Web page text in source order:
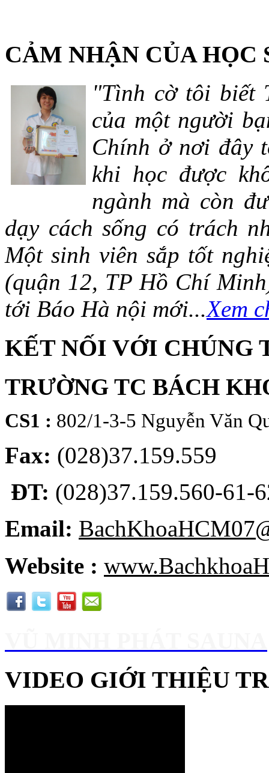
CẢM NHẬN CỦA HỌC
"Tình cờ tôi biết
của một người
Chính ở nơi đây
khi học được
ngành mà còn
dạy cách sống có trách
Một sinh viên sắp tốt
(quận 12, TP Hồ Chí
tới Báo Hà nội mới...Xem
KẾT NỐI VỚI CHÚNG
TRƯỜNG TC BÁCH
CS1 : 802/1-3-5 Nguyễn Văn
Fax: (028)37.159.559
ĐT: (028)37.159.560-61-
Email:
Website :
VIDEO GIỚI THIỆU